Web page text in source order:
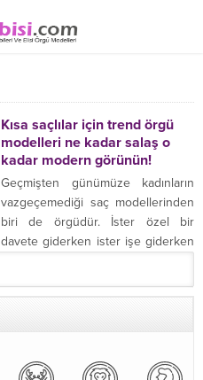
Kısa saçlılar için trend örgü
modelleri ne kadar salaş o
kadar modern görünün!
Geçmişten günümüze kadınların
vazgeçemediği saç modellerinden
biri de örgüdür. İster özel bir
davete giderken ister işe giderken